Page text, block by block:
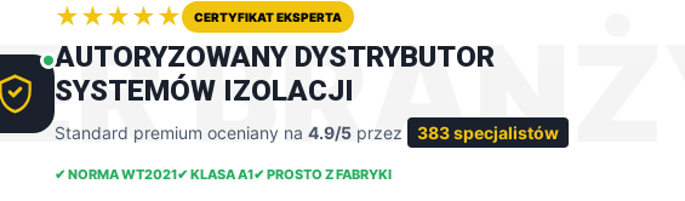
BRANŻY
★★★★★ CERTYFIKAT EKSPERTA
AUTORYZOWANY DYSTRYBUTOR
SYSTEMÓW IZOLACJI
Standard premium oceniany na 4.9/5 przez 383 specjalistów
✔ NORMA WT2021✔ KLASA A1✔ PROSTO Z FABRYKI